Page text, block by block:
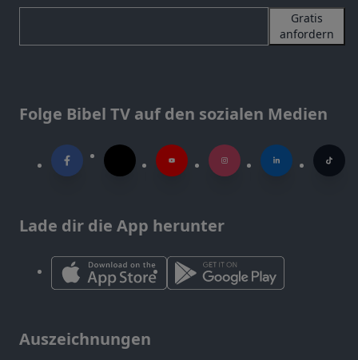
Gratis
anfordern
Folge Bibel TV auf den sozialen Medien
Lade dir die App herunter
Auszeichnungen